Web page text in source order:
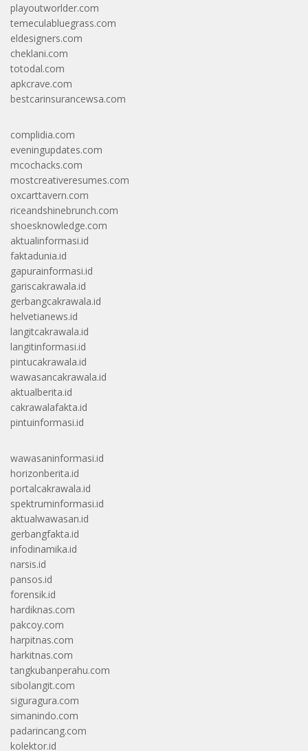
playoutworlder.com
temeculabluegrass.com
eldesigners.com
cheklani.com
totodal.com
apkcrave.com
bestcarinsurancewsa.com
complidia.com
eveningupdates.com
mcochacks.com
mostcreativeresumes.com
oxcarttavern.com
riceandshinebrunch.com
shoesknowledge.com
aktualinformasi.id
faktadunia.id
gapurainformasi.id
gariscakrawala.id
gerbangcakrawala.id
helvetianews.id
langitcakrawala.id
langitinformasi.id
pintucakrawala.id
wawasancakrawala.id
aktualberita.id
cakrawalafakta.id
pintuinformasi.id
wawasaninformasi.id
horizonberita.id
portalcakrawala.id
spektruminformasi.id
aktualwawasan.id
gerbangfakta.id
infodinamika.id
narsis.id
pansos.id
forensik.id
hardiknas.com
pakcoy.com
harpitnas.com
harkitnas.com
tangkubanperahu.com
sibolangit.com
siguragura.com
simanindo.com
padarincang.com
kolektor.id